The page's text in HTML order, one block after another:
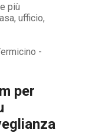
più
ufficio,
per